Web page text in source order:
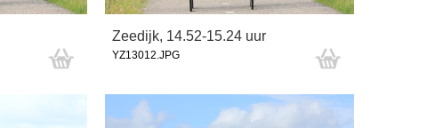
Zeedijk, 14.52-15.24 uur
YZ13012.JPG